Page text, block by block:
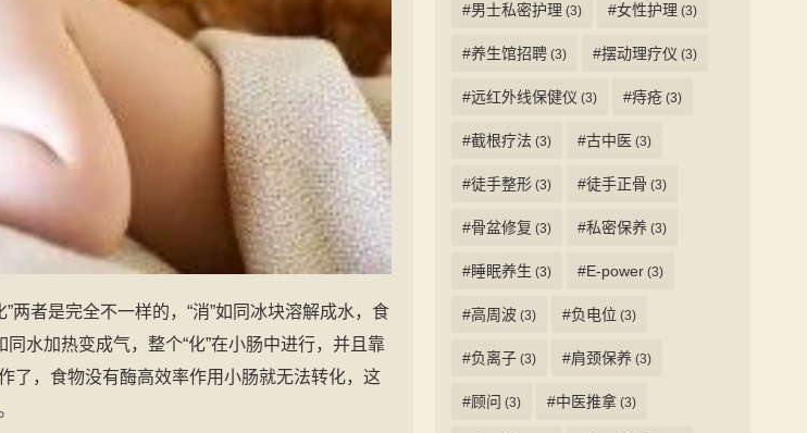
两者是完全不一样的，“消”如同冰块溶解成水，食
水加热变成气，整个“化”在小肠中进行，并且靠
了，食物没有酶高效率作用小肠就无法转化，这
#男士私密护理 (3) #女性护理 (3)
#养生馆招聘 (3) #摆动理疗仪 (3)
#远红外线保健仪 (3) #痔疮 (3)
#截根疗法 (3) #古中医 (3)
#徒手整形 (3) #徒手正骨 (3)
#骨盆修复 (3) #私密保养 (3)
#睡眠养生 (3) #E-power (3)
#高周波 (3) #负电位 (3)
#负离子 (3) #肩颈保养 (3)
#顾问 (3) #中医推拿 (3)